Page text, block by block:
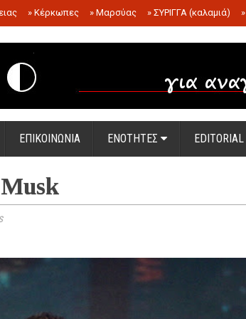
» Κέρκωπες » Μαρσύας » ΣΥΡΙΓΓΑ (καλαμιά) »
.
ΕΠΙΚΟΙΝΩΝΙΑ ΕΝΟΤΗΤΕΣ EDITORIAL